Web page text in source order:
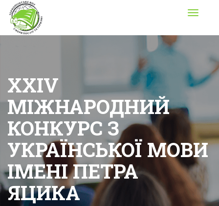
Toggle
XХIV
МІЖНАРОДНИЙ
КОНКУРС З
УКРАЇНСЬКОЇ МОВИ
ІМЕНІ ПЕТРА
ЯЦИКА